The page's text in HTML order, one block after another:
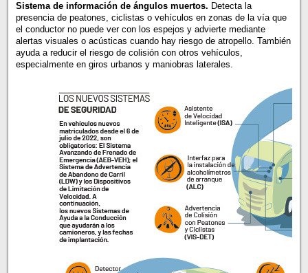
Sistema de información de ángulos muertos. Detecta la
presencia de peatones, ciclistas o vehículos en zonas de la vía que
el conductor no puede ver con los espejos y advierte mediante
alertas visuales o acústicas cuando hay riesgo de atropello. También
ayuda a reducir el riesgo de colisión con otros vehículos,
especialmente en giros urbanos y maniobras laterales.